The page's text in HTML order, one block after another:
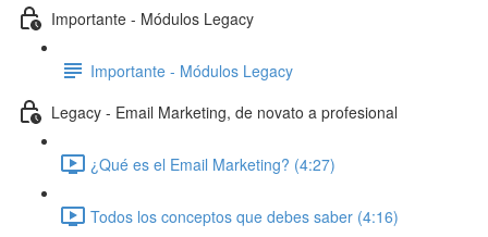
Importante - Módulos Legacy
Importante - Módulos Legacy
Legacy - Email Marketing, de novato a profesional
¿Qué es el Email Marketing? (4:27)
Todos los conceptos que debes saber (4:16)